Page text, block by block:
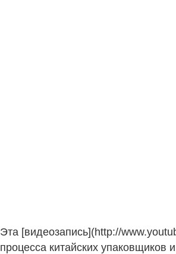
Эта [видеозапись](http://
процесса китайских упаковщиков